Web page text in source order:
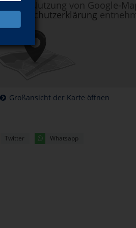
zur Nutzung von Google-
Datenschutzerklärung
Großansicht der Karte öffnen
Twitter Whatsapp